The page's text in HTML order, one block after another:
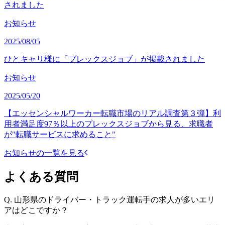
されました
お知らせ
2025/08/05
ひとキャリ様に「プレックスジョブ」が掲載されました
お知らせ
2025/05/20
【エッセンシャルワーカー転職市場のリアル調査第３弾】利
用者満足度97％以上のプレックスジョブから見る、求職者
が"転職サービスに求めること"
お知らせの一覧を見る
よくある質問
Q. 山形県のドライバー・トラック運転手の求人が多いエリ
アはどこですか？